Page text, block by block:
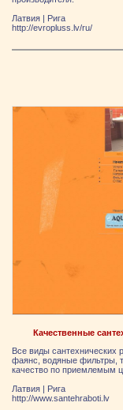
Латвия
Рига
http://evropluss.lv/ru/
Качественные
Все виды сантехнических
фаянс, водяные фильтры,
качество по приемлемым
Латвия | Рига
http://www.santehraboti.lv